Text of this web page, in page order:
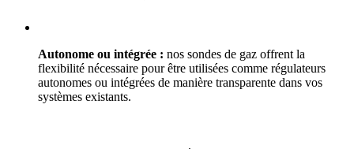
Autonome ou intégrée : nos sondes de gaz offrent la
flexibilité nécessaire pour être utilisées comme régulateurs
autonomes ou intégrées de manière transparente dans vos
systèmes existants.